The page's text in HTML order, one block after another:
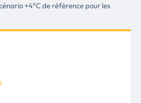
+4°C de référence pour les